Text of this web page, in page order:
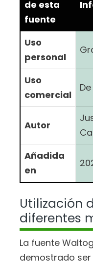
de esta
fuente
Uso
personal
Uso
comercial
Autor
Añadida
en
Utilización
diferentes
La fuente
demostrado